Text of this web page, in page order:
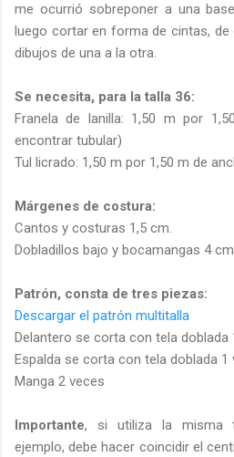
me ocurrió sobreponer a una
luego cortar en forma de cintas,
dibujos de una a la otra.
Se necesita, para la talla 36:
Franela de lanilla: 1,50 m por
encontrar tubular)
Tul licrado: 1,50 m por 1,50 m de
Márgenes de costura:
Cantos y costuras 1,5 cm.
Dobladillos bajo y bocamangas 4
Patrón, consta de tres piezas:
Descargar el patrón multitalla
Delantero se corta con tela doblada
Espalda se corta con tela doblada 1
Manga 2 veces
Importante, si utiliza la misma
ejemplo, debe hacer coincidir el